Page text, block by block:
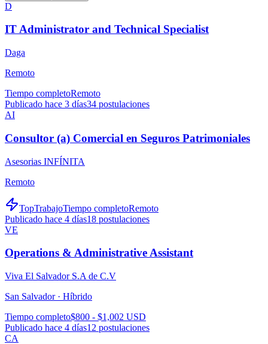
D
IT Administrator and Technical Specialist
Daga
Remoto
Tiempo completoRemoto
Publicado hace 3 días34 postulaciones
AI
Consultor (a) Comercial en Seguros Patrimoniales
Asesorias INFÍNITA
Remoto
TopTrabajoTiempo completoRemoto
Publicado hace 4 días18 postulaciones
VE
Operations & Administrative Assistant
Viva El Salvador S.A de C.V
San Salvador · Híbrido
Tiempo completo$800 - $1,002 USD
Publicado hace 4 días12 postulaciones
CA